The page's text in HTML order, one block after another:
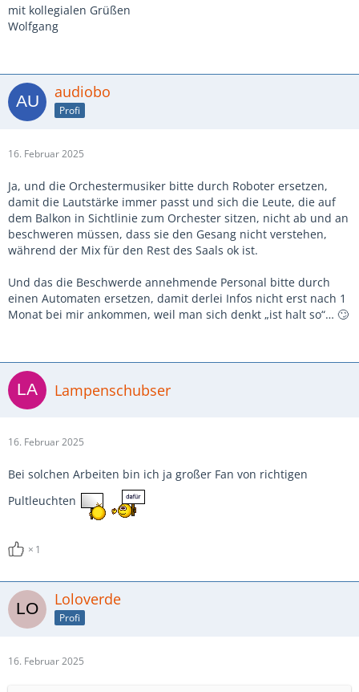
mit kollegialen Grüßen
Wolfgang
audiobo
Profi
16. Februar 2025
Ja, und die Orchestermusiker bitte durch Roboter ersetzen,
damit die Lautstärke immer passt und sich die Leute, die auf
dem Balkon in Sichtlinie zum Orchester sitzen, nicht ab und an
beschweren müssen, dass sie den Gesang nicht verstehen,
während der Mix für den Rest des Saals ok ist.
Und das die Beschwerde annehmende Personal bitte durch
einen Automaten ersetzen, damit derlei Infos nicht erst nach 1
Monat bei mir ankommen, weil man sich denkt „ist halt so“… 🙄
Lampenschubser
16. Februar 2025
Bei solchen Arbeiten bin ich ja großer Fan von richtigen
Pultleuchten
1
Loloverde
Profi
16. Februar 2025